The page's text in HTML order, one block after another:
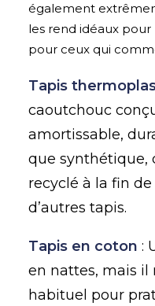
également
les rend idéaux pour
pour ceux qui
Tapis
caoutchouc
amortissable,
que synthétique,
recyclé à la fin
d’autres tapis.
Tapis en coton :
en nattes, mais il
habituel pour